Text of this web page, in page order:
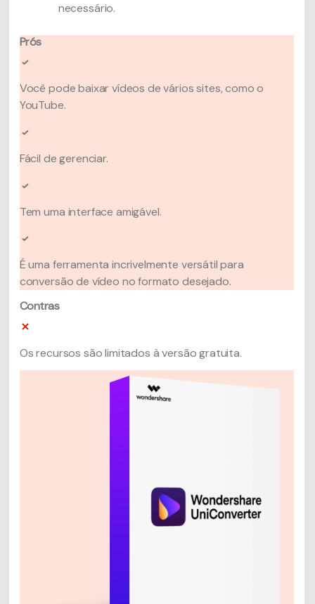
necessário.
Prós
Você pode baixar vídeos de vários sites, como o
YouTube.
Fácil de gerenciar.
Tem uma interface amigável.
É uma ferramenta incrivelmente versátil para
conversão de vídeo no formato desejado.
Contras
Os recursos são limitados à versão gratuita.